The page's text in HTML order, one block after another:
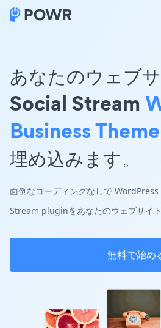
あなたのウェブ
Social Stream
Business Theme
埋め込みます。
面倒なコーディングなしで
Stream pluginをあなたのウェブサイト
無料で始め